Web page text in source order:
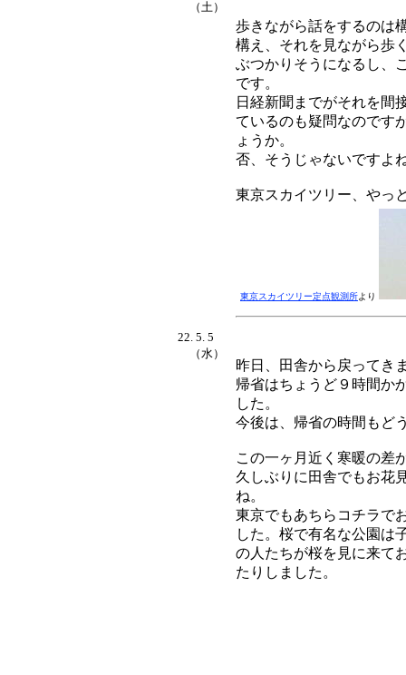
（土）
歩きながら話をするのは
構え、それを見ながら歩
ぶつかりそうになるし、
です。
日経新聞までがそれを間
ているのも疑問なのです
ょうか。
否、そうじゃないですよ
東京スカイツリー、やっ
東京スカイツリー定点観測所より
22. 5. 5
（水）
昨日、田舎から戻ってき
帰省はちょうど９時間か
した。
今後は、帰省の時間もど
この一ヶ月近く寒暖の差
久しぶりに田舎でもお花
ね。
東京でもあちらコチラで
した。桜で有名な公園は
の人たちが桜を見に来て
たりしました。